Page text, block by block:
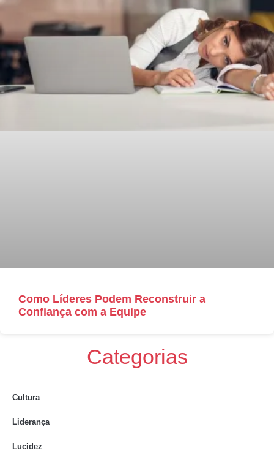
Como Líderes Podem Reconstruir a
Confiança com a Equipe
Categorias
Cultura
Liderança
Lucidez